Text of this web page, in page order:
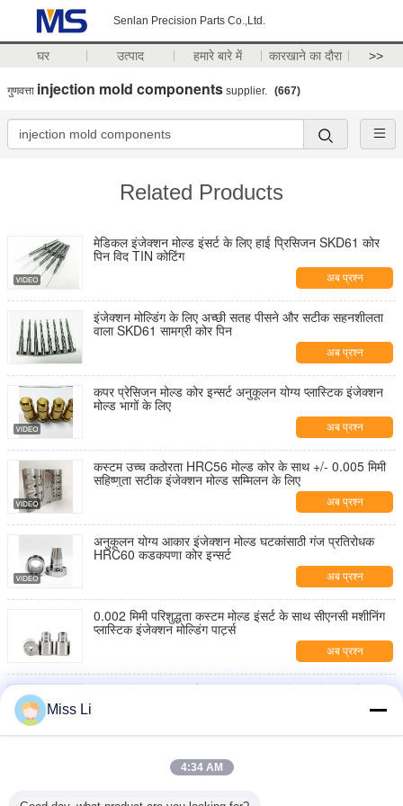
Senlan Precision Parts Co.,Ltd.
घर उत्पाद हमारे बारे में कारखाने का दौरा >>
गुणवत्ता injection mold components supplier. (667)
Related Products
मेडिकल इंजेक्शन मोल्ड इंसर्ट के लिए हाई प्रिसिजन SKD61 कोर
पिन विद TIN कोटिंग
अब प्रश्न
इंजेक्शन मोल्डिंग के लिए अच्छी सतह पीसने और सटीक सहनशीलता
वाला SKD61 सामग्री कोर पिन
अब प्रश्न
कपर प्रेसिजन मोल्ड कोर इन्सर्ट अनुकूलन योग्य प्लास्टिक इंजेक्शन
मोल्ड भागों के लिए
अब प्रश्न
कस्टम उच्च कठोरता HRC56 मोल्ड कोर के साथ +/- 0.005 मिमी
सहिष्णुता सटीक इंजेक्शन मोल्ड सम्मिलन के लिए
अब प्रश्न
अनुकूलन योग्य आकार इंजेक्शन मोल्ड घटकांसाठी गंज प्रतिरोधक
HRC60 कडकपणा कोर इन्सर्ट
अब प्रश्न
0.002 मिमी परिशुद्धता कस्टम मोल्ड इंसर्ट के साथ सीएनसी मशीनिंग
प्लास्टिक इंजेक्शन मोल्डिंग पार्ट्स
अब प्रश्न
0.002 मिमी परिशुद्धता के साथ सीएनसी मशीनिंग प्लास्टिक इंजेक्शन
उच्च परिशुद्धता कस्टम सीएनसी मशीनिंग थ्रेडेड अनस्क्रूइंग कोर और
सीसा नट HRC58-64 कठोरता और DME/HASCO/MISUMI
Miss Li
4:34 AM